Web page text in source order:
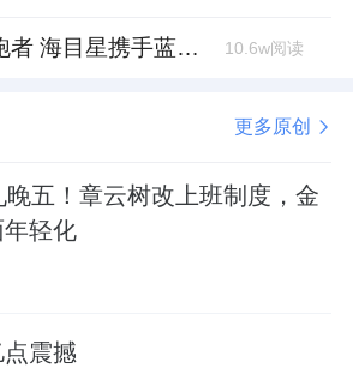
TGV 赛道领跑者 海目星携手蓝思科技掘金先进封装 10.6w阅读
更多原创
晚五！章云树改上班制度，金
轻化
震撼